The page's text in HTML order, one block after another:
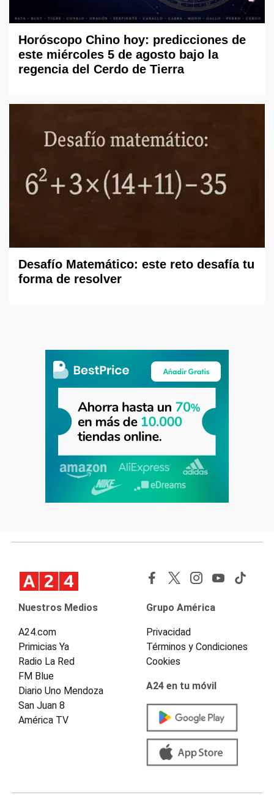
Horóscopo Chino hoy: predicciones de
este miércoles 5 de agosto bajo la
regencia del Cerdo de Tierra
Desafío Matemático: este reto desafía tu
forma de resolver
Nuestros Medios
A24.com
Primicias Ya
Radio La Red
FM Blue
Diario Uno Mendoza
San Juan 8
América TV
Grupo América
Privacidad
Términos y Condiciones
Cookies
A24 en tu móvil